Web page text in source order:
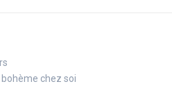
chez soi